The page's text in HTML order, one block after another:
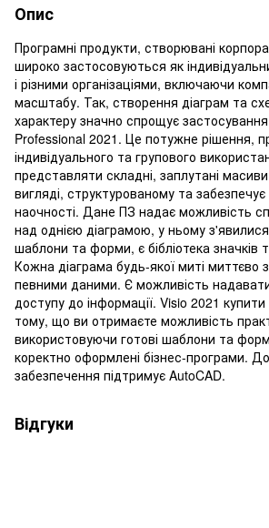
Опис
Програмні продукти, створювані
широко застосовуються як
і різними організаціями, включаючи
масштабу. Так, створення діаграм та
характеру значно спрощує
Professional 2021. Це потужне рішення,
індивідуального та групового
представляти складні, заплутані
вигляді, структурованому та забезпечує
наочності. Дане ПЗ надає можливість
над однією діаграмою, у ньому з'явилися
шаблони та форми, є бібліотека значків
Кожна діаграма будь-якої миті миттєво
певними даними. Є можливість надавати
доступу до інформації. Visio 2021
тому, що ви отримаєте можливість
використовуючи готові шаблони та
коректно оформлені бізнес-програми.
забезпечення підтримує AutoCAD.
Відгуки